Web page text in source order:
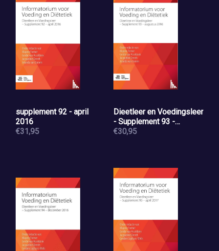
supplement 92 - april
2016
€31,95
Dieetleer en Voedingsleer
- Supplement 93 -
augustus 2016
€30,95